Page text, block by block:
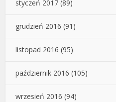
styczeń 2017 (89)
grudzień 2016 (91)
listopad 2016 (95)
październik 2016 (105)
wrzesień 2016 (94)